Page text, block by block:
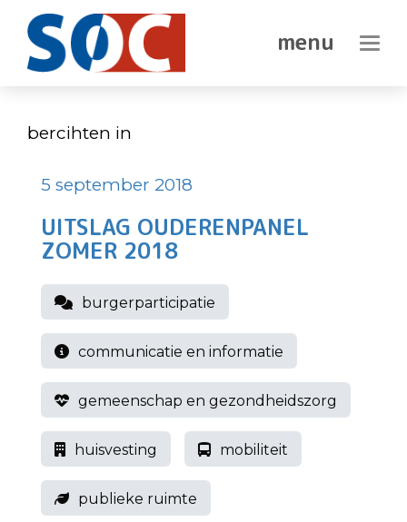
In-/
bercihten in
5 september 2018
UITSLAG OUDERENPANEL
ZOMER 2018
burgerparticipatie
communicatie en informatie
gemeenschap en gezondheidszorg
huisvesting mobiliteit
publieke ruimte